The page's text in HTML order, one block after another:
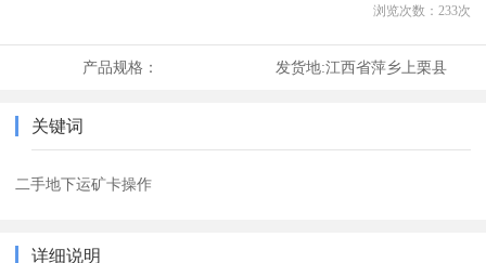
浏览次数： 233次
产品规格： 发货地:江西省萍乡上栗县
关键词
二手地下运矿卡操作
详细说明